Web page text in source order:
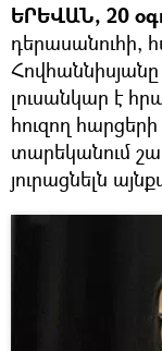
ԵՐԵՎԱՆ, 20
դերասանուհի,
Հովհաննիսյանը
լուսանկար է
հուզող
տարեկանում
յուրացնելն